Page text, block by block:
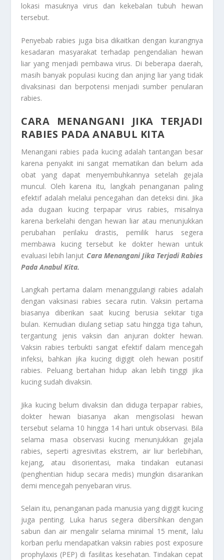
lokasi masuknya virus dan kekebalan tubuh hewan
tersebut.
Penyebab rabies juga bisa dikaitkan dengan kurangnya
kesadaran masyarakat terhadap pengendalian hewan
liar yang menjadi pembawa virus. Di beberapa daerah,
masih banyak populasi kucing dan anjing liar yang tidak
divaksinasi dan berpotensi menjadi sumber penularan
rabies.
CARA MENANGANI JIKA TERJADI
RABIES PADA ANABUL KITA
Menangani rabies pada kucing adalah tantangan besar
karena penyakit ini sangat mematikan dan belum ada
obat yang dapat menyembuhkannya setelah gejala
muncul. Oleh karena itu, langkah penanganan paling
efektif adalah melalui pencegahan dan deteksi dini. Jika
ada dugaan kucing terpapar virus rabies, misalnya
karena berkelahi dengan hewan liar atau menunjukkan
perubahan perilaku drastis, pemilik harus segera
membawa kucing tersebut ke dokter hewan untuk
evaluasi lebih lanjut Cara Menangani Jika Terjadi Rabies
Pada Anabul Kita.
Langkah pertama dalam menanggulangi rabies adalah
dengan vaksinasi rabies secara rutin. Vaksin pertama
biasanya diberikan saat kucing berusia sekitar tiga
bulan. Kemudian diulang setiap satu hingga tiga tahun,
tergantung jenis vaksin dan anjuran dokter hewan.
Vaksin rabies terbukti sangat efektif dalam mencegah
infeksi, bahkan jika kucing digigit oleh hewan positif
rabies. Peluang bertahan hidup akan lebih tinggi jika
kucing sudah divaksin.
Jika kucing belum divaksin dan diduga terpapar rabies,
dokter hewan biasanya akan mengisolasi hewan
tersebut selama 10 hingga 14 hari untuk observasi. Bila
selama masa observasi kucing menunjukkan gejala
rabies, seperti agresivitas ekstrem, air liur berlebihan,
kejang, atau disorientasi, maka tindakan eutanasi
(penghentian hidup secara medis) mungkin disarankan
demi mencegah penyebaran virus.
Selain itu, penanganan pada manusia yang digigit kucing
juga penting. Luka harus segera dibersihkan dengan
sabun dan air mengalir selama minimal 15 menit, lalu
korban perlu mendapatkan vaksin rabies post exposure
prophylaxis (PEP) di fasilitas kesehatan. Tindakan cepat